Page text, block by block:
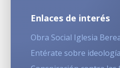
Enlaces de interés
Obra Social Iglesia
Entérate sobre